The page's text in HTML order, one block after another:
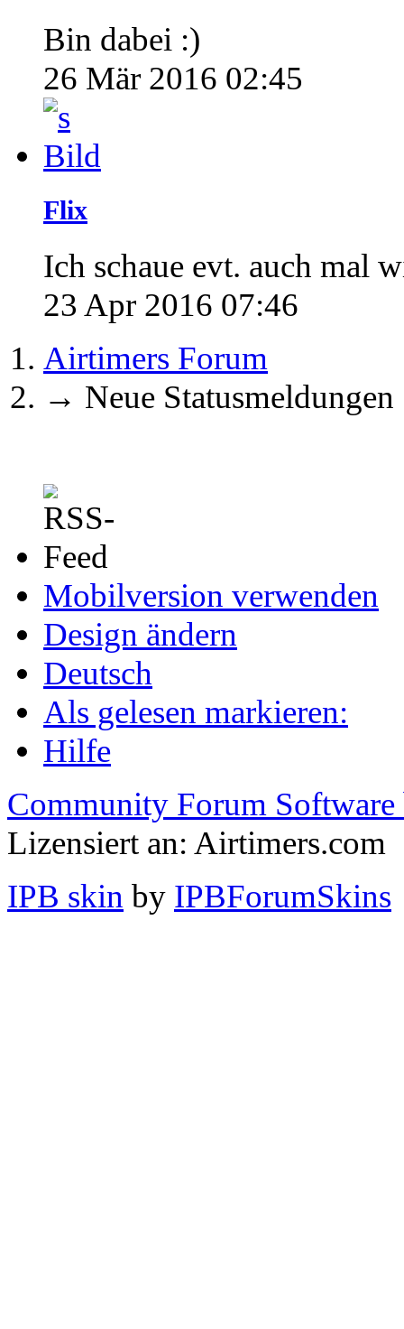
Bin dabei :)
26 Mär 2016 02:45
Flix
Ich schaue evt. auch mal
23 Apr 2016 07:46
Airtimers Forum
→ Neue Statusmeldungen
Mobilversion verwenden
Design ändern
Deutsch
Als gelesen markieren:
Hilfe
Community Forum Software
Lizensiert an: Airtimers.com
IPB skin by IPBForumSkins